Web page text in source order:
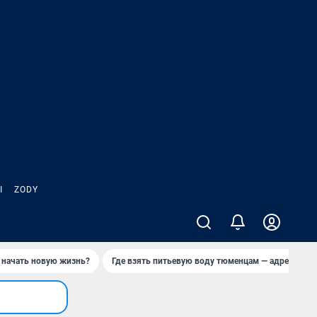
ZODY
начать новую жизнь? Где взять питьевую воду тюменцам — адреса